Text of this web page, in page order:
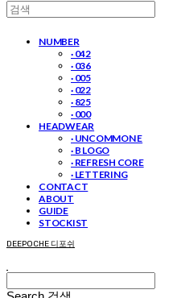
NUMBER
· 042
· 036
· 005
· 022
· 825
· 000
HEADWEAR
· UNCOMMON E
· B LOGO
· REFRESH CORE
· LETTERING
CONTACT
ABOUT
GUIDE
STOCKIST
DEEPOCHE 디포쉬